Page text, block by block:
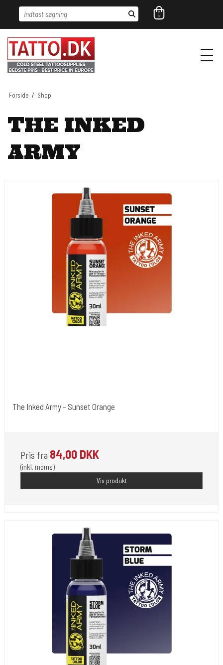
Indtast søgning 0
Forside / Shop
THE INKED
ARMY
The Inked Army - Sunset Orange
Pris fra 84,00 DKK
(inkl. moms)
Vis produkt